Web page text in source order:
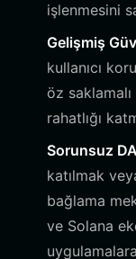
işlenmesini
Gelişmiş
kullanıcı
öz
rahatlığı
Sorunsuz
katılmak
bağlama
ve Solana